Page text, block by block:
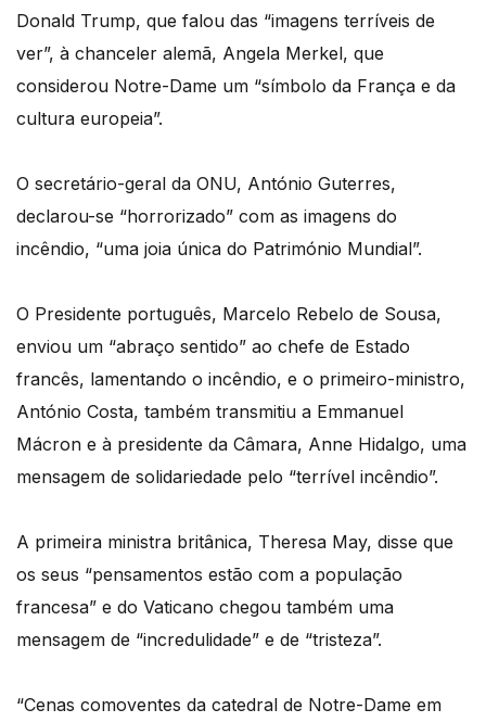
Donald Trump, que falou das “imagens terríveis de
ver”, à chanceler alemã, Angela Merkel, que
considerou Notre-Dame um “símbolo da França e da
cultura europeia”.
O secretário-geral da ONU, António Guterres,
declarou-se “horrorizado” com as imagens do
incêndio, “uma joia única do Património Mundial”.
O Presidente português, Marcelo Rebelo de Sousa,
enviou um “abraço sentido” ao chefe de Estado
francês, lamentando o incêndio, e o primeiro-ministro,
António Costa, também transmitiu a Emmanuel
Mácron e à presidente da Câmara, Anne Hidalgo, uma
mensagem de solidariedade pelo “terrível incêndio”.
A primeira ministra britânica, Theresa May, disse que
os seus “pensamentos estão com a população
francesa” e do Vaticano chegou também uma
mensagem de “incredulidade” e de “tristeza”.
“Cenas comoventes da catedral de Notre-Dame em